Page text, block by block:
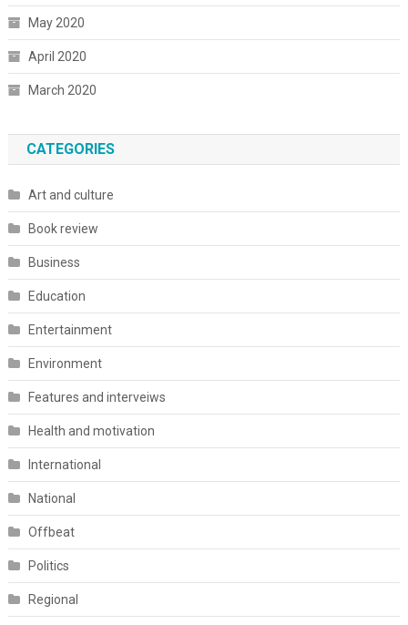
May 2020
April 2020
March 2020
CATEGORIES
Art and culture
Book review
Business
Education
Entertainment
Environment
Features and interveiws
Health and motivation
International
National
Offbeat
Politics
Regional